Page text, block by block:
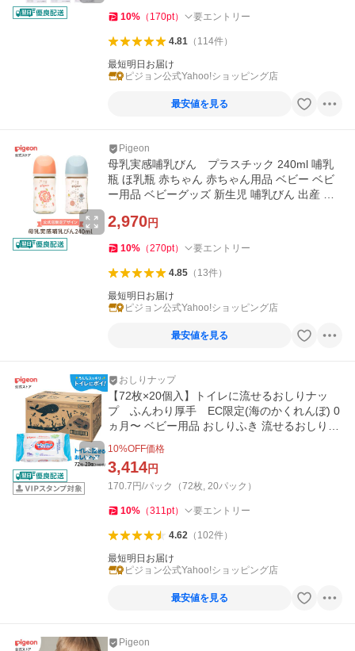
10% （ 170pt） 要エントリー
4.81（ 114件）
最短明日お届け
ピジョン公式Yahoo!ショッピング店
最安値を見る
Pigeon
母乳実感哺乳びん プラスチック 240ml 哺乳
瓶 ほ乳瓶 赤ちゃん 赤ちゃん用品 ベビー ベビ
ー用品 ベビーグッズ 新生児 哺乳びん 出産 ギ
2,970円
10% （270pt） 要エントリー
4.85（ 13件）
最短明日お届け
ピジョン公式Yahoo!ショッピング店
最安値を見る
おしりナップ
【72枚×20個入】トイレに流せるおしりナッ
プ ふんわり厚手 EC限定(海のかくれんぼ) 0
ヵ月〜 ベビー用品 おしりふき 流せるおしりふ
10%OFF価格
3,414円
170.7円/パック（72枚, 20パック）
10% （311pt） 要エントリー
4.62（ 102件）
最短明日お届け
ピジョン公式Yahoo!ショッピング店
最安値を見る
Pigeon